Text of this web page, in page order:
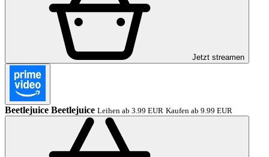
Jetzt streamen
Beetlejuice Beetlejuice Leihen ab 3.99 EUR Kaufen ab 9.99 EUR